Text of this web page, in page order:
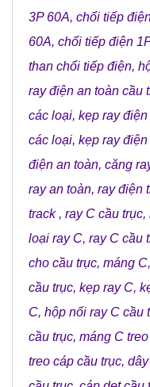
3P 60A, chổi tiếp
60A, chổi tiếp điện
than chổi tiếp điện,
ray điện an toàn cầu
các loại, kẹp ray
các loại, kẹp ray điện
điện an toàn, căng
ray an toàn, ray điện
track, ray C cầu trục,
loại ray C, ray C cầu
cho cầu trục, máng C,
cầu trục, kẹp ray C,
C, hộp nối ray C cầu
cầu trục, máng C
treo cáp cầu trục,